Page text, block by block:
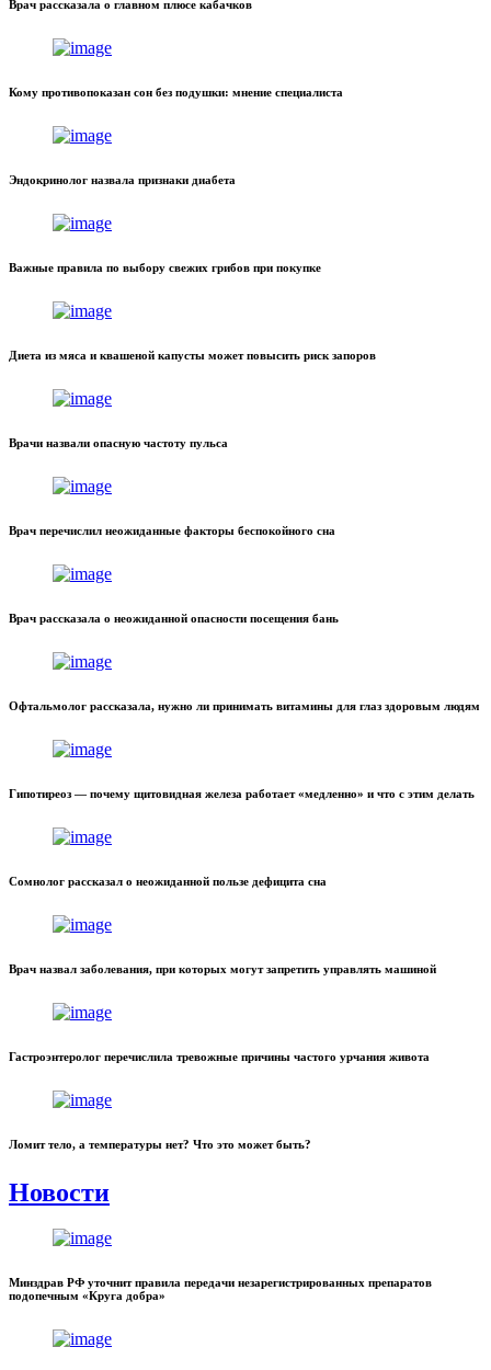
Врач рассказала о главном плюсе кабачков
Кому противопоказан сон без подушки: мнение специалиста
Эндокринолог назвала признаки диабета
Важные правила по выбору свежих грибов при покупке
Диета из мяса и квашеной капусты может повысить риск запоров
Врачи назвали опасную частоту пульса
Врач перечислил неожиданные факторы беспокойного сна
Врач рассказала о неожиданной опасности посещения бань
Офтальмолог рассказала, нужно ли принимать витамины для глаз здоровым людям
Гипотиреоз — почему щитовидная железа работает «медленно» и что с этим делать
Сомнолог рассказал о неожиданной пользе дефицита сна
Врач назвал заболевания, при которых могут запретить управлять машиной
Гастроэнтеролог перечислила тревожные причины частого урчания живота
Ломит тело, а температуры нет? Что это может быть?
Новости
Минздрав РФ уточнит правила передачи незарегистрированных препаратов
подопечным «Круга добра»